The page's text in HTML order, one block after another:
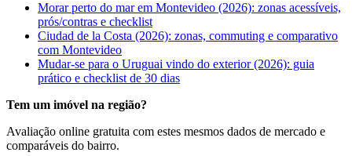
Morar perto do mar em Montevideo (2026): zonas acessíveis,
prós/contras e checklist
Ciudad de la Costa (2026): zonas, commuting e comparativo
com Montevideo
Mudar-se para o Uruguai vindo do exterior (2026): guia
prático e checklist de 30 dias
Tem um imóvel na região?
Avaliação online gratuita com estes mesmos dados de mercado e
comparáveis do bairro.